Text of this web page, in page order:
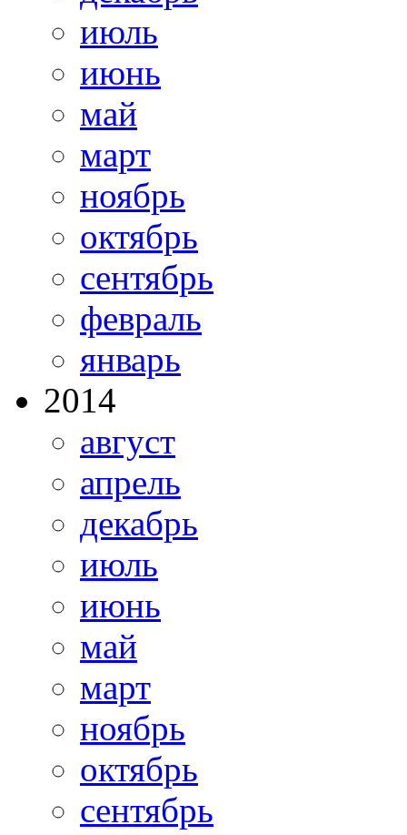
июль
июнь
май
март
ноябрь
октябрь
сентябрь
февраль
январь
2014
август
апрель
декабрь
июль
июнь
май
март
ноябрь
октябрь
сентябрь